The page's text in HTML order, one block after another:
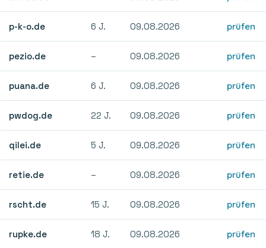
p-k-o.de 6 J. 09.08.2026 prüfen
pezio.de – 09.08.2026 prüfen
puana.de 6 J. 09.08.2026 prüfen
pwdog.de 22 J. 09.08.2026 prüfen
qilei.de 5 J. 09.08.2026 prüfen
retie.de – 09.08.2026 prüfen
rscht.de 15 J. 09.08.2026 prüfen
rupke.de 18 J. 09.08.2026 prüfen